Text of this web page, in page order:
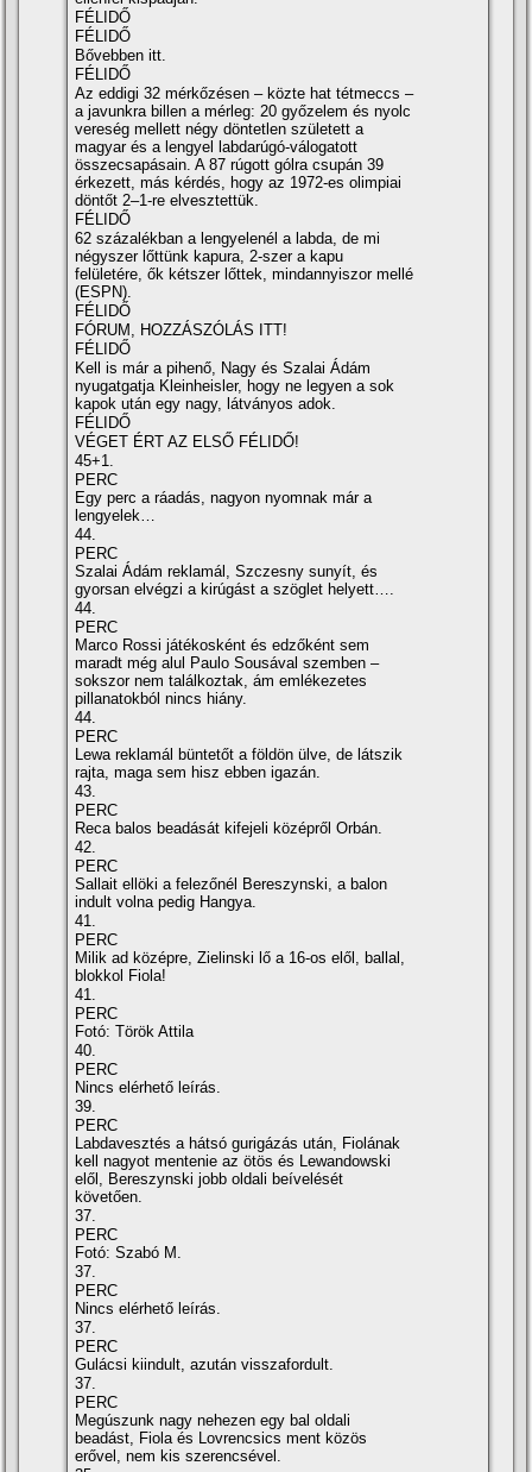
FÉLIDŐ
FÉLIDŐ
Bővebben itt.
FÉLIDŐ
Az eddigi 32 mérkőzésen – közte hat tétmeccs –
a javunkra billen a mérleg: 20 győzelem és nyolc
vereség mellett négy döntetlen született a
magyar és a lengyel labdarúgó-válogatott
összecsapásain. A 87 rúgott gólra csupán 39
érkezett, más kérdés, hogy az 1972-es olimpiai
döntőt 2–1-re elvesztettük.
FÉLIDŐ
62 százalékban a lengyelenél a labda, de mi
négyszer lőttünk kapura, 2-szer a kapu
felületére, ők kétszer lőttek, mindannyiszor mellé
(ESPN).
FÉLIDŐ
FÓRUM, HOZZÁSZÓLÁS ITT!
FÉLIDŐ
Kell is már a pihenő, Nagy és Szalai Ádám
nyugatgatja Kleinheisler, hogy ne legyen a sok
kapok után egy nagy, látványos adok.
FÉLIDŐ
VÉGET ÉRT AZ ELSŐ FÉLIDŐ!
45+1.
PERC
Egy perc a ráadás, nagyon nyomnak már a
lengyelek…
44.
PERC
Szalai Ádám reklamál, Szczesny sunyít, és
gyorsan elvégzi a kirúgást a szöglet helyett….
44.
PERC
Marco Rossi játékosként és edzőként sem
maradt még alul Paulo Sousával szemben –
sokszor nem találkoztak, ám emlékezetes
pillanatokból nincs hiány.
44.
PERC
Lewa reklamál büntetőt a földön ülve, de látszik
rajta, maga sem hisz ebben igazán.
43.
PERC
Reca balos beadását kifejeli középről Orbán.
42.
PERC
Sallait ellöki a felezőnél Bereszynski, a balon
indult volna pedig Hangya.
41.
PERC
Milik ad középre, Zielinski lő a 16-os elől, ballal,
blokkol Fiola!
41.
PERC
Fotó: Török Attila
40.
PERC
Nincs elérhető leírás.
39.
PERC
Labdavesztés a hátsó gurigázás után, Fiolának
kell nagyot mentenie az ötös és Lewandowski
elől, Bereszynski jobb oldali beívelését
követően.
37.
PERC
Fotó: Szabó M.
37.
PERC
Nincs elérhető leírás.
37.
PERC
Gulácsi kiindult, azután visszafordult.
37.
PERC
Megúszunk nagy nehezen egy bal oldali
beadást, Fiola és Lovrencsics ment közös
erővel, nem kis szerencsével.